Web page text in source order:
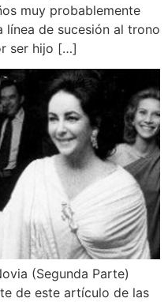
muy probablemente
línea de sucesión al trono
ser hijo […]
(Segunda Parte)
de este artículo de las